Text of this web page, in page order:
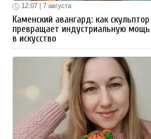
12:07 | 7 августа
Каменский авангард: как
превращает индустриальную
в искусство